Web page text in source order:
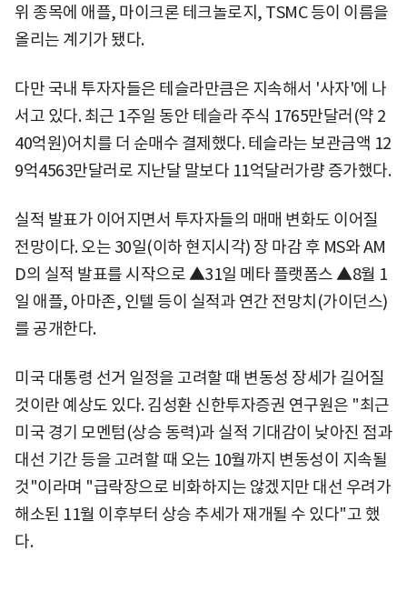
위 종목에 애플, 마이크론 테크놀로지, TSMC 등이 이름을
올리는 계기가 됐다.
다만 국내 투자자들은 테슬라만큼은 지속해서 '사자'에 나
서고 있다. 최근 1주일 동안 테슬라 주식 1765만달러(약 2
40억원)어치를 더 순매수 결제했다. 테슬라는 보관금액 12
9억4563만달러로 지난달 말보다 11억달러가량 증가했다.
실적 발표가 이어지면서 투자자들의 매매 변화도 이어질
전망이다. 오는 30일(이하 현지시각) 장 마감 후 MS와 AM
D의 실적 발표를 시작으로 ▲31일 메타 플랫폼스 ▲8월 1
일 애플, 아마존, 인텔 등이 실적과 연간 전망치(가이던스)
를 공개한다.
미국 대통령 선거 일정을 고려할 때 변동성 장세가 길어질
것이란 예상도 있다. 김성환 신한투자증권 연구원은 "최근
미국 경기 모멘텀(상승 동력)과 실적 기대감이 낮아진 점과
대선 기간 등을 고려할 때 오는 10월까지 변동성이 지속될
것"이라며 "급락장으로 비화하지는 않겠지만 대선 우려가
해소된 11월 이후부터 상승 추세가 재개될 수 있다"고 했
다.